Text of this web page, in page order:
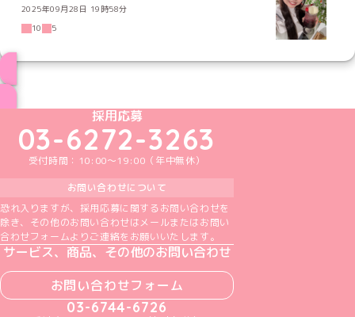
2025年09月28日 19時58分
10
5
めいどりーみんTikTok公式アカウント
めいどりーみんX公式アカウント
めいどりーみんInstagram公式アカウント
めいどりーみんFacebook公式アカウン
めいどりーみんYouTube公式アカ
採用応募
03-6272-3263
受付時間：10:00～19:00（年中無休）
お問い合わせについて
恐れ入りますが、採用応募に関するお問い合わせを
除き、その他のお問い合わせはメールまたはお問い
合わせフォームよりご連絡をお願いいたします。
サービス、商品、その他のお問い合わせ
お問い合わせフォーム
03-6744-6726